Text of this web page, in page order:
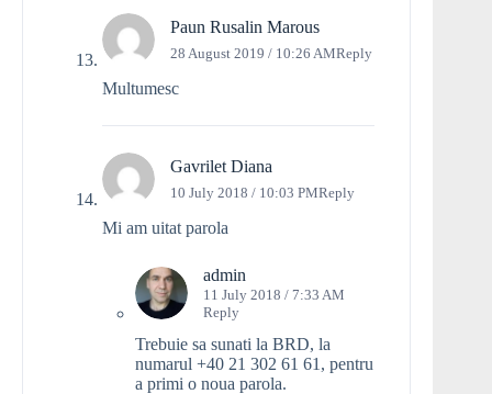
Paun Rusalin Marous
28 August 2019 / 10:26 AMReply
Multumesc
Gavrilet Diana
10 July 2018 / 10:03 PMReply
Mi am uitat parola
admin
11 July 2018 / 7:33 AM
Reply
Trebuie sa sunati la BRD, la
numarul +40 21 302 61 61, pentru
a primi o noua parola.